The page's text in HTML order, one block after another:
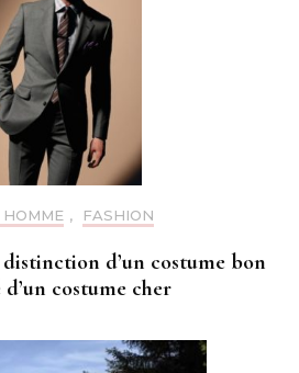
HOMME , FASHION
d’un costume bon
costume cher